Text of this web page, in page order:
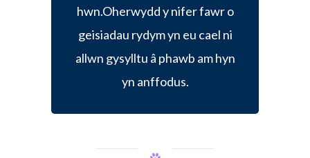
hwn.Oherwydd y nifer fawr o
geisiadau rydym yn eu cael ni
allwn gysylltu â phawb am hyn
yn anffodus.